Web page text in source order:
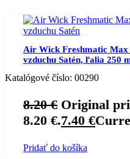
Air Wick Freshmatic Max
vzduchu Satén, ľalia 250
Katalógové číslo: 00290
8.20€ Original
8.20 €.7.40 €
Pridať do košíka